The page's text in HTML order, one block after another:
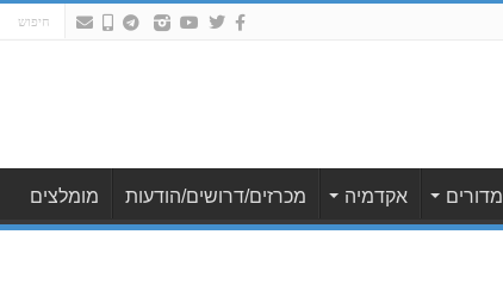
מדורים אקדמיה מכרזים/דרושים/הודעות מומלצים